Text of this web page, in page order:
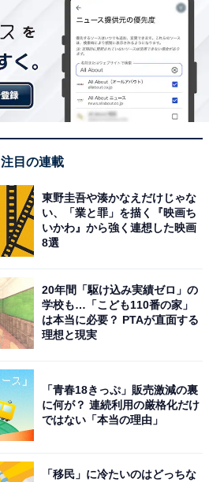
注目の連載
東野圭吾や湊かなえだけじゃな
い、「業と罪」を描く『映画ち
いかわ』から強く連想した映画
8選
20年間「駆け込み実績ゼロ」の
学校も…「こども110番の家」
は本当に必要？ PTAが直面する
理想と現実
「青春18きっぷ」販売激減の裏
に何が？ 連続利用の厳格化だけ
ではない「本当の理由」
「移民」に冷たいのはどっちな